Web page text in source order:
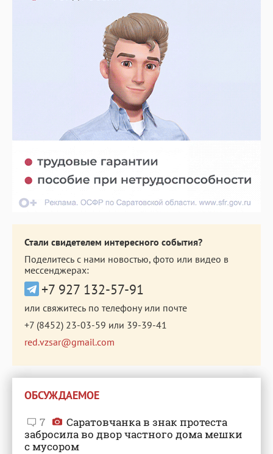
Стали свидетелем интересного события?
Поделитесь с нами новостью, фото или видео в
мессенджерах:
+7 927 132-57-91
или свяжитесь по телефону или почте
+7 (8452) 23-03-59 или 39-39-41
red.vzsar@gmail.com
ОБСУЖДАЕМОЕ
7
Саратовчанка в знак протеста
забросила во двор частного дома мешки
с мусором